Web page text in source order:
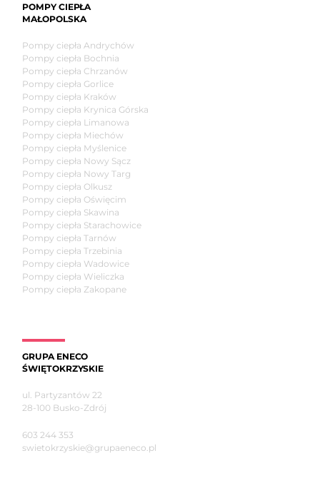
POMPY CIEPŁA
MAŁOPOLSKA
Pompy ciepła Andrychów
Pompy ciepła Bochnia
Pompy ciepła Chrzanów
Pompy ciepła Gorlice
Pompy ciepła Kraków
Pompy ciepła Krynica Górska
Pompy ciepła Limanowa
Pompy ciepła Miechów
Pompy ciepła Myślenice
Pompy ciepła Nowy Sącz
Pompy ciepła Nowy Targ
Pompy ciepła Olkusz
Pompy ciepła Oświęcim
Pompy ciepła Skawina
Pompy ciepła Starachowice
Pompy ciepła Tarnów
Pompy ciepła Trzebinia
Pompy ciepła Wadowice
Pompy ciepła Wieliczka
Pompy ciepła Zakopane
GRUPA ENECO
ŚWIĘTOKRZYSKIE
ul. Partyzantów 22
28-100 Busko-Zdrój
603 244 353
swietokrzyskie@grupaeneco.pl